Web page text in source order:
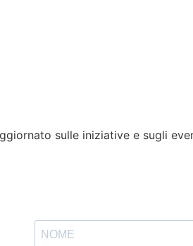
sulle iniziative e sugli